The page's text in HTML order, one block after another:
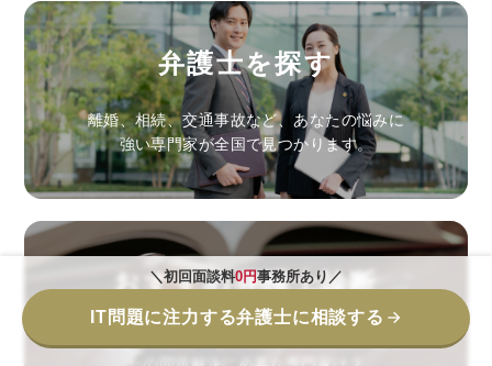
弁護士を探す
離婚、相続、交通事故など、あなたの悩みに
強い専門家が全国で見つかります。
おすすめ弁護士診断
＼初回面談料0円事務所あり／
IT問題に注力する弁護士に相談する